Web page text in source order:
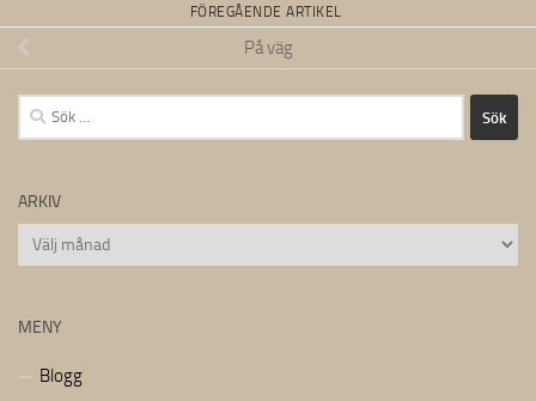
FÖREGÅENDE ARTIKEL
På väg
Sök
efter:
ARKIV
Arkiv
MENY
Blogg